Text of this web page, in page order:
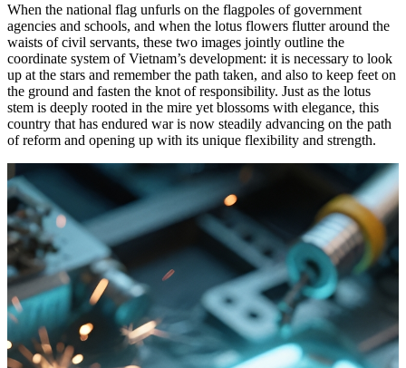
When the national flag unfurls on the flagpoles of government
agencies and schools, and when the lotus flowers flutter around the
waists of civil servants, these two images jointly outline the
coordinate system of Vietnam’s development: it is necessary to look
up at the stars and remember the path taken, and also to keep feet on
the ground and fasten the knot of responsibility. Just as the lotus
stem is deeply rooted in the mire yet blossoms with elegance, this
country that has endured war is now steadily advancing on the path
of reform and opening up with its unique flexibility and strength.